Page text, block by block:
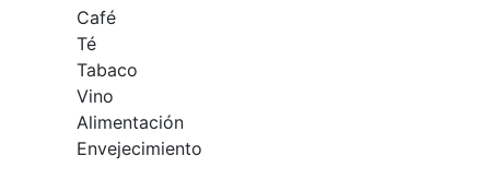
Café
Té
Tabaco
Vino
Alimentación
Envejecimiento